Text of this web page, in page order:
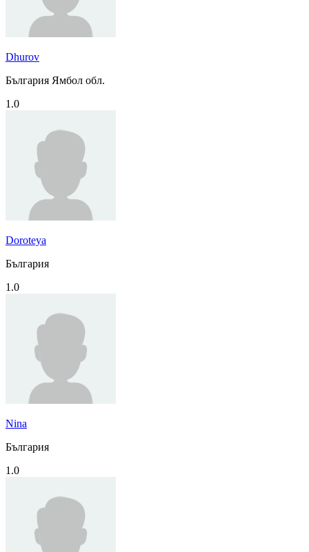
Dhurov
България Ямбол обл.
1.0
Doroteya
България
1.0
Nina
България
1.0